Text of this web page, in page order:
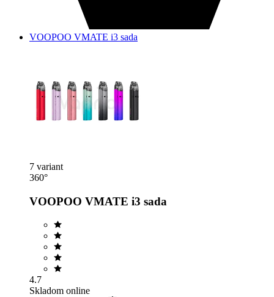
VOOPOO VMATE i3 sada
7 variant
360°
VOOPOO VMATE i3 sada
4.7
Skladom online